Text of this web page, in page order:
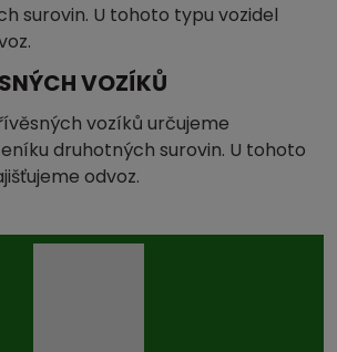
surovin. U tohoto typu vozidel
VOZÍKŮ
vozíků určujeme
druhotných surovin. U tohoto
odvoz.